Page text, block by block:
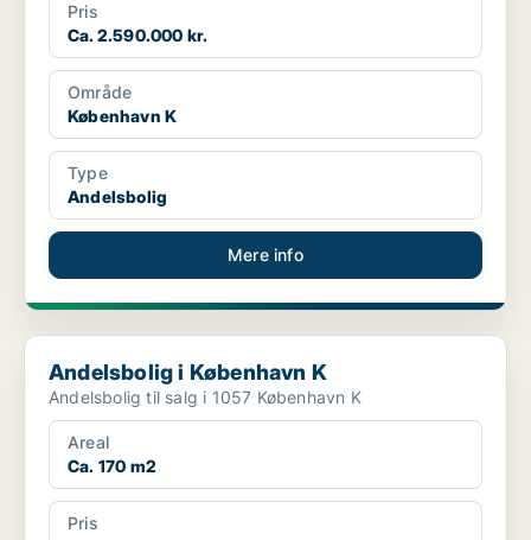
Pris
Ca. 2.590.000 kr.
Område
København K
Type
Andelsbolig
Mere info
Andelsbolig i København K
Andelsbolig i København K
Andelsbolig til salg i 1057 København K
Areal
Ca. 170 m2
Pris